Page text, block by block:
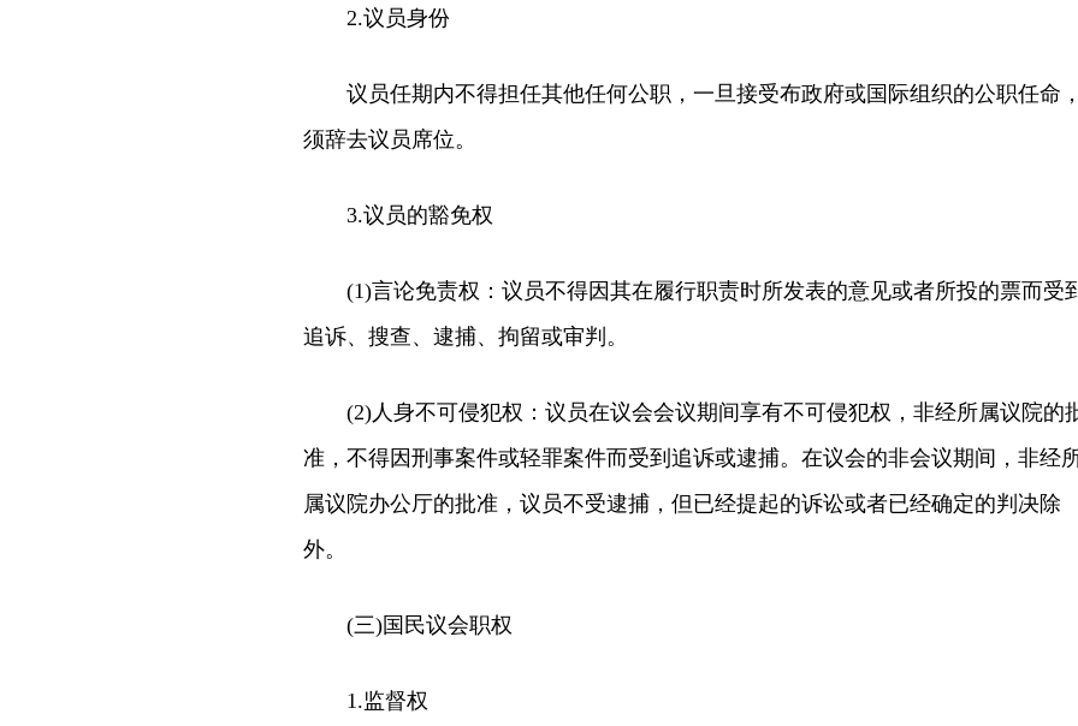
2.议员身份
议员任期内不得担任其他任何公职，一旦接受布政府或国际组织的公职任命，
须辞去议员席位。
3.议员的豁免权
(1)言论免责权：议员不得因其在履行职责时所发表的意见或者所投的票而受
追诉、搜查、逮捕、拘留或审判。
(2)人身不可侵犯权：议员在议会会议期间享有不可侵犯权，非经所属议院的
准，不得因刑事案件或轻罪案件而受到追诉或逮捕。在议会的非会议期间，非经
属议院办公厅的批准，议员不受逮捕，但已经提起的诉讼或者已经确定的判决除
外。
(三)国民议会职权
1.监督权